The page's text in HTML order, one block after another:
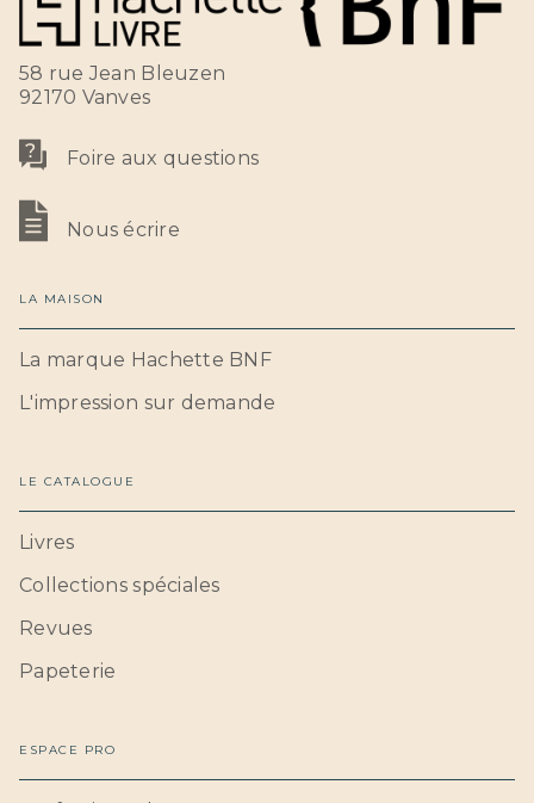
58 rue Jean Bleuzen
92170 Vanves
Foire aux questions
Nous écrire
LA MAISON
La marque Hachette BNF
L'impression sur demande
LE CATALOGUE
Livres
Collections spéciales
Revues
Papeterie
ESPACE PRO